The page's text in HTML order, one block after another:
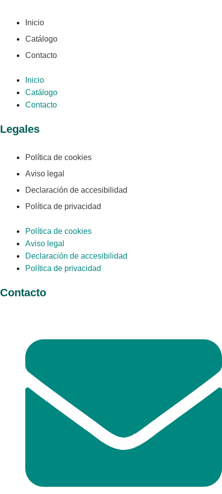
Inicio
Catálogo
Contacto
Inicio
Catálogo
Contacto
Legales
Política de cookies
Aviso legal
Declaración de accesibilidad
Política de privacidad
Política de cookies
Aviso legal
Declaración de accesibilidad
Política de privacidad
Contacto